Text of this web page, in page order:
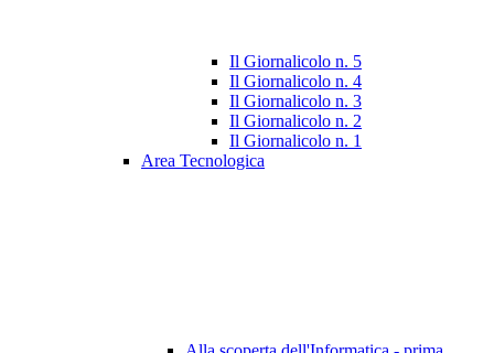
Il Giornalicolo n. 5
Il Giornalicolo n. 4
Il Giornalicolo n. 3
Il Giornalicolo n. 2
Il Giornalicolo n. 1
Area Tecnologica